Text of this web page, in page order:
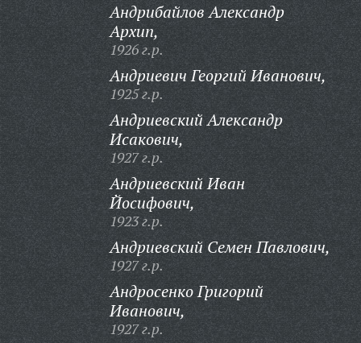
Андрибайлов Александр
Архип,
1926 г.р.
Андриевич Георгий Иванович,
1925 г.р.
Андриевский Александр
Исакович,
1927 г.р.
Андриевский Иван
Йосифович,
1923 г.р.
Андриевский Семен Павлович,
1927 г.р.
Андросенко Григорий
Иванович,
1927 г.р.